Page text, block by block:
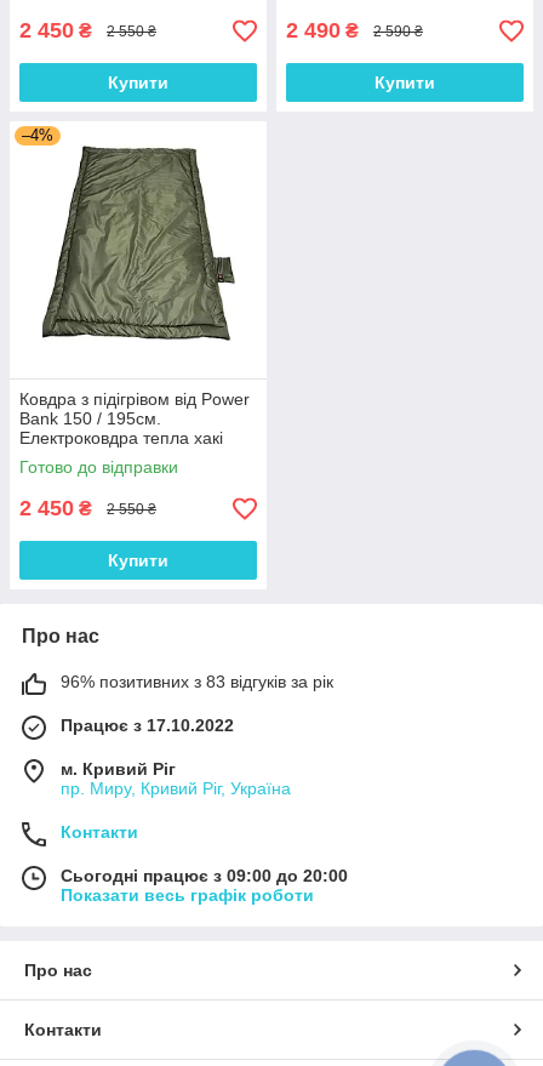
2 450 ₴ 2 550 ₴
Купити
2 490 ₴ 2 590 ₴
Купити
–4%
Ковдра з підігрівом від Power
Bank 150 / 195см.
Електроковдра тепла хакі
Готово до відправки
2 450 ₴ 2 550 ₴
Купити
Про нас
96% позитивних з 83 відгуків за рік
Працює з 17.10.2022
м. Кривий Ріг
пр. Миру, Кривий Ріг, Україна
Контакти
Сьогодні працює з 09:00 до 20:00
Показати весь графік роботи
Про нас
Контакти